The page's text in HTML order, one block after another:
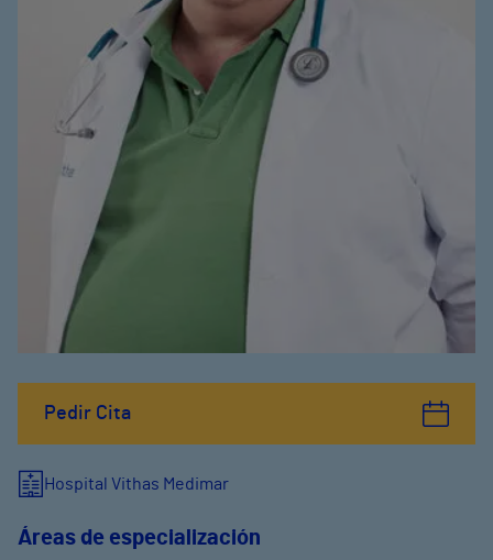
Pedir Cita
Hospital Vithas Medimar
Áreas de especialización